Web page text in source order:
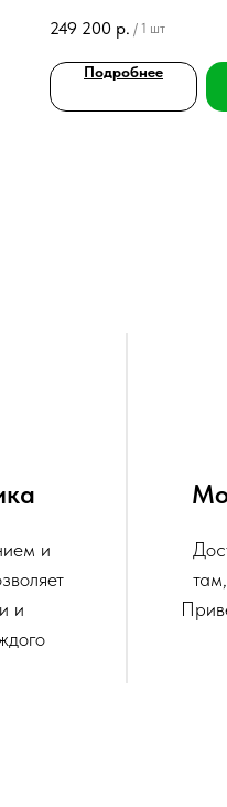
249 200 р. / 1 шт
Подробнее
и
и